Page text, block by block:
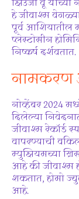
झिउजी वू यांच्या
हे जीवाश्म
पूर्व आशियातील
प्लेस्टोसीन
निष्कर्ष दर्शवतात.
नामकरण
नोव्हेंबर 2024
दिलेल्या
जीवाश्म रेकॉर्ड
वापरण्याची
म्युझियमच्या
आहे की जीवाश्म
शकतात, होमो
आहे.